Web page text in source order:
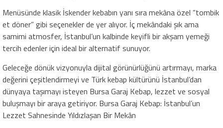
Menüsünde klasik İskender kebabın yanı sıra mekâna özel “tombik
et döner” gibi seçenekler de yer alıyor. İç mekândaki şık ama
samimi atmosfer, İstanbul’un kalbinde keyifli bir akşam yemeği
tercih edenler için ideal bir alternatif sunuyor.
Geleceğe dönük vizyonuyla dijital görünürlüğünü artırmayı, marka
değerini çeşitlendirmeyi ve Türk kebap kültürünü İstanbul’dan
dünyaya taşımayı isteyen Bursa Garaj Kebap, lezzet ve sosyal
buluşmayı bir araya getiriyor. Bursa Garaj Kebap: İstanbul’un
Lezzet Sahnesinde Yıldızlaşan Bir Mekân